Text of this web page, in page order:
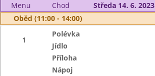
Menu
Chod
Středa 14. 6. 2023
Oběd (11:00 - 14:00)
1
Polévka
Jídlo
Příloha
Nápoj